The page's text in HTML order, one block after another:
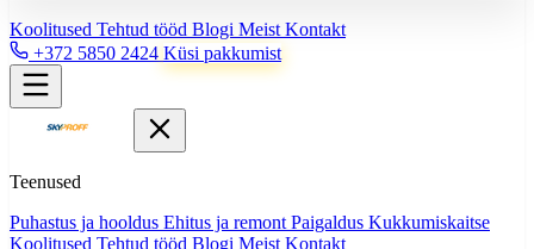
Koolitused Tehtud tööd Blogi Meist Kontakt
+372 5850 2424 Küsi pakkumist
Teenused
Puhastus ja hooldus Ehitus ja remont Paigaldus Kukkumiskaitse
Koolitused Tehtud tööd Blogi Meist Kontakt